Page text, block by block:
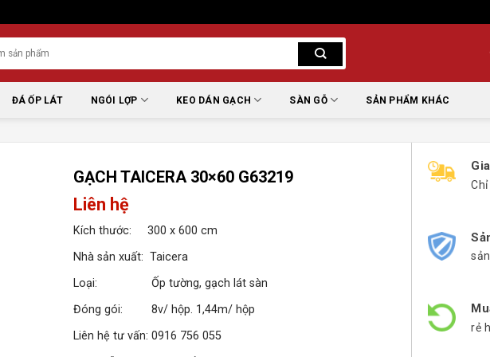
ĐÁ ỐP LÁT NGÓI LỢP KEO DÁN GẠCH SÀN GỖ SẢN PHẨM KHÁC
GẠCH TAICERA 30×60 G63219
Liên hệ
Kích thước: 300 x 600 cm
Nhà sản xuất: Taicera
Loại: Ốp tường, gạch lát sàn
Đóng gói: 8v/ hộp. 1,44m/ hộp
Liên hệ tư vấn: 0916 756 055
rẻ